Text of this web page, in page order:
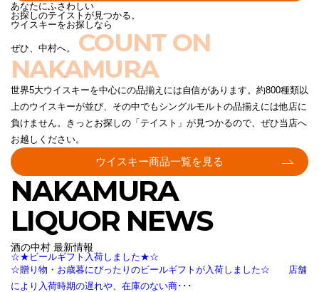
あなたにふさわしい
お探しのテイストが見つかる。
ウイスキーをお探しなら
ぜひ、中村へ。 COUNT ON
NAKAMURA
世界5大ウイスキーを中心にの品揃えには自信があります。約800種類以
上のウイスキーが並び、その中でもシングルモルトの品揃えには他店に
負けません。きっとお探しの「テイスト」が見つかるので、ぜひ当店へ
お越しください。
ウイスキー商品一覧を見る
NAKAMURA
LIQUOR NEWS
酒の中村 最新情報
☆★ビールギフト入荷しました★☆
☆贈り物・お歳暮にぴったりのビールギフトが入荷しました☆ 店舗
により入荷時期の遅れや、在庫のない商･･･